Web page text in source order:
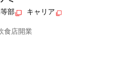
部 キャリア
食店開業